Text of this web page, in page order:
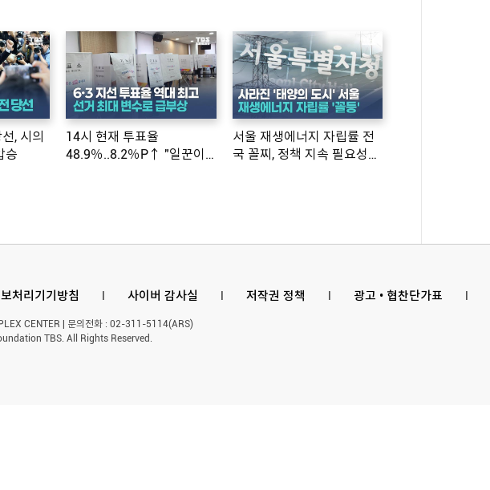
, 시의
승
14시 현재 투표율
48.9％..8.2％P↑ "일꾼이
서울 재생에너지 자립률 전
국 꼴찌, 정책 지속 필요성
처리기기방침 l 사이버 감사실 l 저작권 정책 l 광고 • 협찬단가표 l
CENTER | 문의전화 : 02-311-5114(ARS)
TBS. All Rights Reserved.